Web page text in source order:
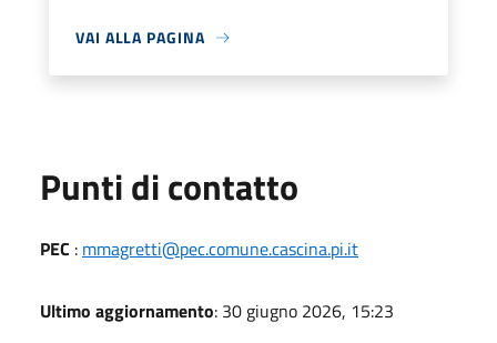
VAI ALLA PAGINA
Punti di contatto
PEC : mmagretti@pec.comune.cascina.pi.it
Ultimo aggiornamento: 30 giugno 2026, 15:23